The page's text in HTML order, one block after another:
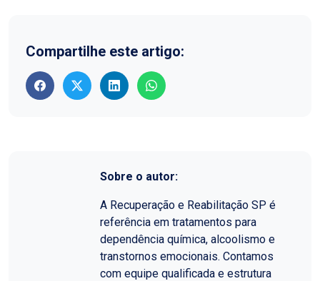
Compartilhe este artigo:
Sobre o autor:
A Recuperação e Reabilitação SP é
referência em tratamentos para
dependência química, alcoolismo e
transtornos emocionais. Contamos
com equipe qualificada e estrutura